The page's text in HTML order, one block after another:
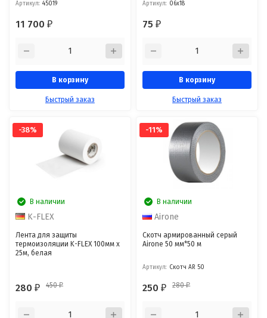
Артикул: 45019
11 700₽
В корзину
Быстрый заказ
Артикул: 06х18
75₽
В корзину
Быстрый заказ
-38%
В наличии
K-FLEX
Лента для защиты
термоизоляции K-FLEX 100мм х
25м, белая
280₽ 450₽
-11%
В наличии
Airone
Скотч армированный серый
Airone 50 мм*50 м
Артикул: Скотч AR 50
250₽ 280₽